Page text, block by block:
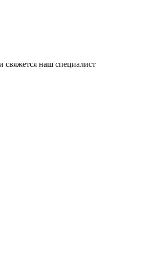
наш специалист